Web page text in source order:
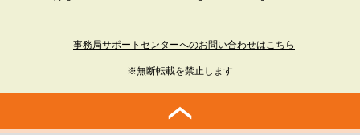
事務局サポートセンターへのお問い合わせはこちら
※無断転載を禁止します